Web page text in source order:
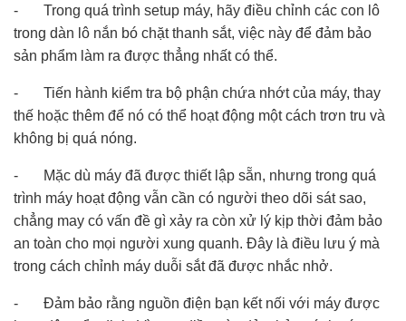
- Trong quá trình setup máy, hãy điều chỉnh các con lô
trong dàn lô nắn bó chặt thanh sắt, việc này để đảm bảo
sản phẩm làm ra được thẳng nhất có thể.
- Tiến hành kiểm tra bộ phận chứa nhớt của máy, thay
thế hoặc thêm để nó có thể hoạt động một cách trơn tru và
không bị quá nóng.
- Mặc dù máy đã được thiết lập sẵn, nhưng trong quá
trình máy hoạt động vẫn cần có người theo dõi sát sao,
chẳng may có vấn đề gì xảy ra còn xử lý kịp thời đảm bảo
an toàn cho mọi người xung quanh. Đây là điều lưu ý mà
trong cách chỉnh máy duỗi sắt đã được nhắc nhở.
- Đảm bảo rằng nguồn điện bạn kết nối với máy được